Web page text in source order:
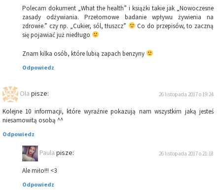
Polecam dokument „What the health” i książki takie jak „Nowoczesne
zasady odżywiania. Przełomowe badanie wpływu żywienia na
zdrowie.” czy np. „Cukier, sól, tłuszcz”
Co do przepisów, to zaczną
się pojawiać już niedługo
Znam kilka osób, które lubią zapach benzyny
Odpowiedz
Ola pisze: 26 listopada 2017 o 19:24
Kolejne 10 informacji, które wyraźnie pokazują nam wszystkim jaką jesteś
niesamowitą osobą ^^
Odpowiedz
Paula pisze: 26 listopada 2017 o 21:18
Ale miło!!! <3
Odpowiedz